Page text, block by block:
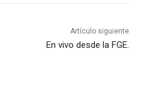
Artículo siguiente
En vivo desde la FGE.